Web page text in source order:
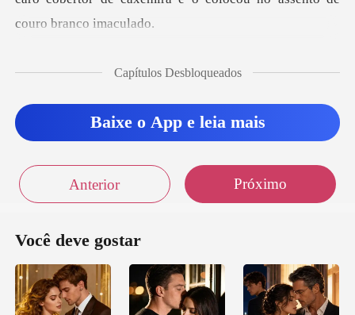
Baixar App
Capítulos Desbloqueados
Baixe o App e leia mais
Anterior Próximo
Você deve gostar